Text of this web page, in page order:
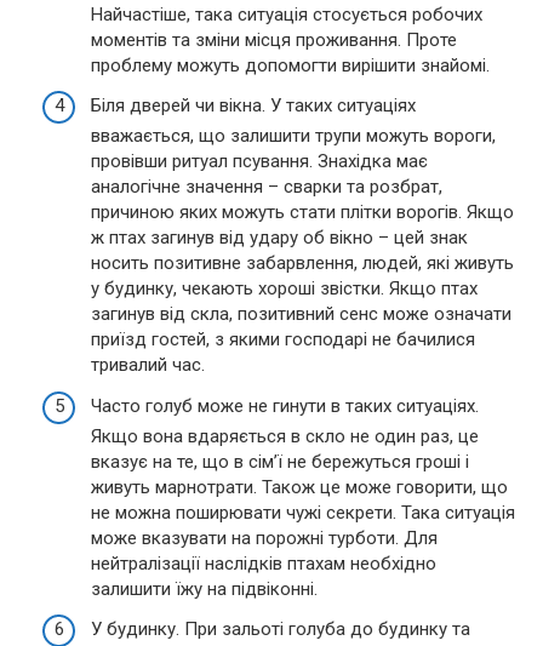
Найчастіше, така ситуація стосується робочих
моментів та зміни місця проживання. Проте
проблему можуть допомогти вирішити знайомі.
Біля дверей чи вікна. У таких ситуаціях
вважається, що залишити трупи можуть вороги,
провівши ритуал псування. Знахідка має
аналогічне значення – сварки та розбрат,
причиною яких можуть стати плітки ворогів. Якщо
ж птах загинув від удару об вікно – цей знак
носить позитивне забарвлення, людей, які живуть
у будинку, чекають хороші звістки. Якщо птах
загинув від скла, позитивний сенс може означати
приїзд гостей, з якими господарі не бачилися
тривалий час.
Часто голуб може не гинути в таких ситуаціях.
Якщо вона вдаряється в скло не один раз, це
вказує на те, що в сім’ї не бережуться гроші і
живуть марнотрати. Також це може говорити, що
не можна поширювати чужі секрети. Така ситуація
може вказувати на порожні турботи. Для
нейтралізації наслідків птахам необхідно
залишити їжу на підвіконні.
У будинку. При зальоті голуба до будинку та